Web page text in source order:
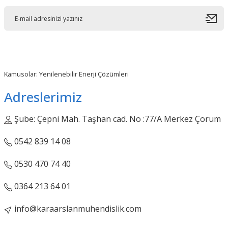
Kamusolar: Yenilenebilir Enerji Çözümleri
Adreslerimiz
Şube: Çepni Mah. Taşhan cad. No :77/A Merkez Çorum
0542 839 14 08
0530 470 74 40
0364 213 64 01
info@karaarslanmuhendislik.com